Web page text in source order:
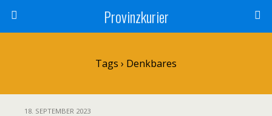
Provinzkurier
Tags › Denkbares
18. SEPTEMBER 2023